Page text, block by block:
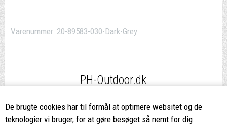
De brugte cookies har til formål at optimere websitet og de
teknologier vi bruger, for at gøre besøget så nemt for dig.
Varenummer: 20-89583-030-Dark-Grey
PH-Outdoor.dk
ved køb over 499,-*